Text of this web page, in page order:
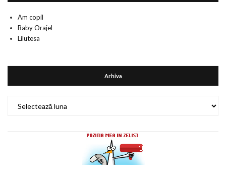
Am copil
Baby Orajel
Lilutesa
Arhiva